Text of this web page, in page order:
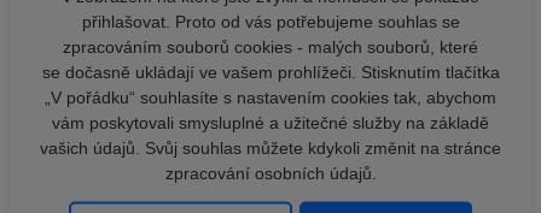
přihlašovat. Proto od vás potřebujeme souhlas se
zpracováním souborů cookies - malých souborů, které
se dočasně ukládají ve vašem prohlížeči. Stisknutím tlačítka
„V pořádku“ souhlasíte s nastavením cookies tak, abychom
vám poskytovali smysluplné a užitečné služby na základě
vašich údajů. Svůj souhlas můžete kdykoli změnit na stránce
zpracování osobních údajů.